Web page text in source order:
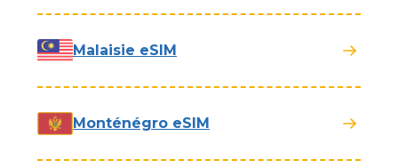
Malaisie eSIM
Monténégro eSIM